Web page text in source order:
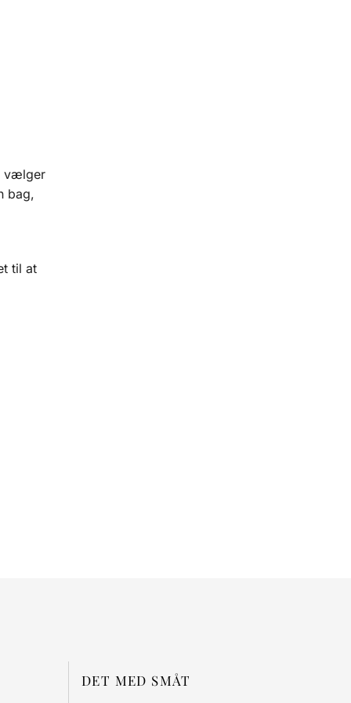
vælger
bag,
til at
DET MED SMÅT